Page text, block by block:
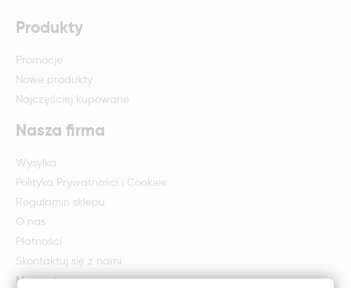
Produkty
Promocje
Nowe produkty
Najczęściej kupowane
Nasza firma
Wysyłka
Polityka Prywatności i Cookies
Regulamin sklepu
O nas
Płatności
Skontaktuj się z nami
Mapa strony